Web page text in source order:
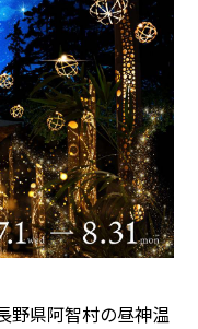
野県阿智村の昼神温